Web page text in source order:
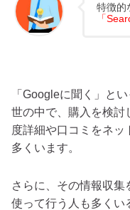
特徴的
「
「Googleに聞く」と
世の中で、購入を検討
度詳細や口コミをネ
多くいます。
さらに、その情報収集
使って行う人も多くい